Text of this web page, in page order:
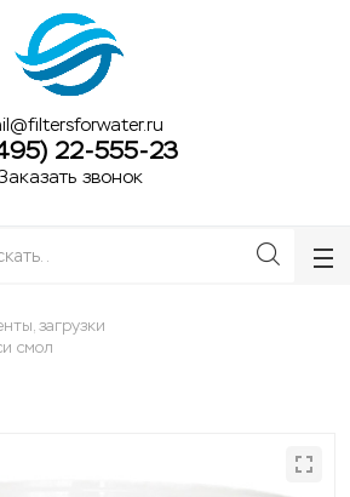
22-555-23
звонок
загрузки
смол